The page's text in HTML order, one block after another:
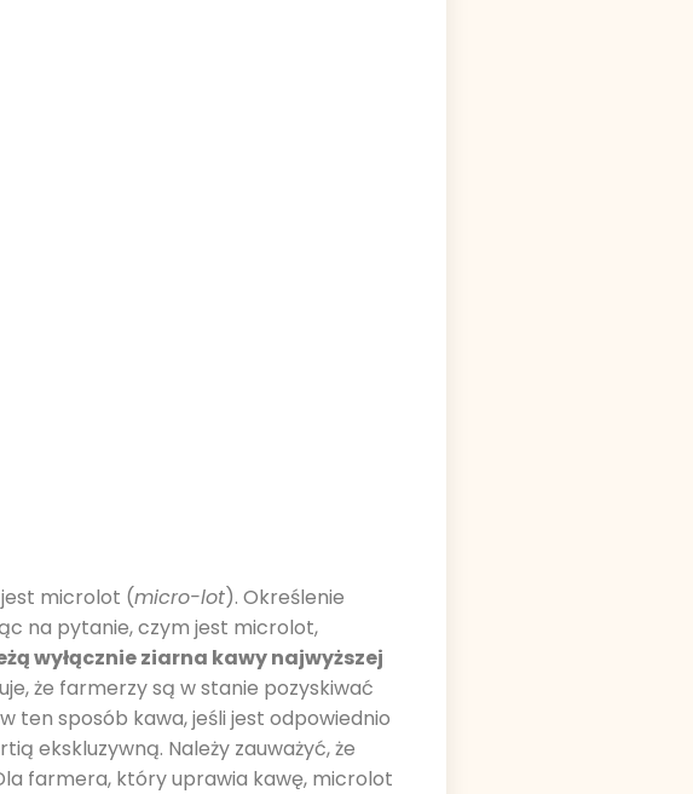
microlot (micro-lot). Określenie
na pytanie, czym jest microlot,
wyłącznie ziarna kawy najwyższej
że farmerzy są w stanie pozyskiwać
sposób kawa, jeśli jest odpowiednio
ekskluzywną. Należy zauważyć, że
farmera, który uprawia kawę, microlot